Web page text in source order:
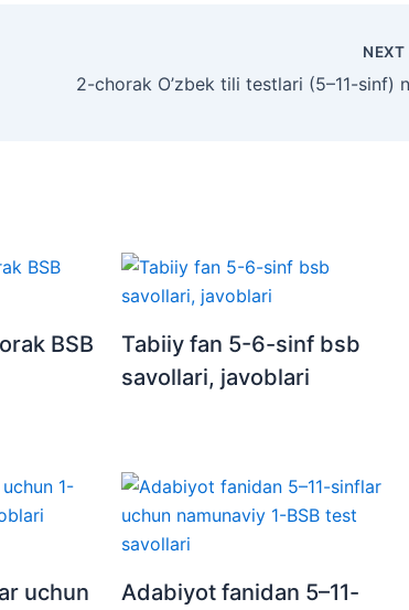
NEXT
BSB
Tabiiy fan 5-6-sinf bsb
savollari, javoblari
uchun
Adabiyot fanidan 5–11-